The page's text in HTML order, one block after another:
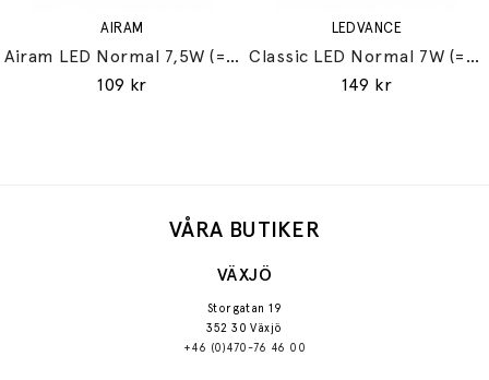
AIRAM
Airam LED Normal 7,5W (=60W) E27
109 kr
LEDVANCE
Classic LED Normal 7W (=60W) E27
149 kr
VÅRA BUTIKER
VÄXJÖ
Storgatan 19
352 30 Växjö
+46 (0)470-76 46 00